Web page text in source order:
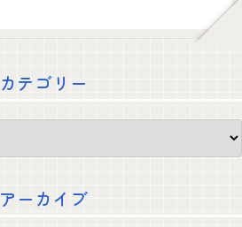
カテゴリー
アーカイブ